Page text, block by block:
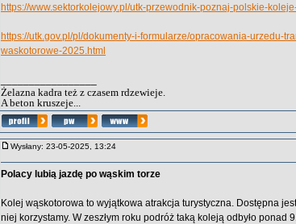
https://www.sektorkolejowy.pl/utk-przewodnik-poznaj-polskie-
https://utk.gov.pl/pl/dokumenty-i-formularze/opracowania-urzedu-
waskotorowe-2025.html
Żelazna kadra też z czasem rdzewieje.
A beton kruszeje...
Wysłany: 23-05-2025, 13:24
Polacy lubią jazdę po wąskim torze
Kolej wąskotorowa to wyjątkowa atrakcja turystyczna. Dostępna
niej korzystamy. W zeszłym roku podróż taką koleją odbyło ponad